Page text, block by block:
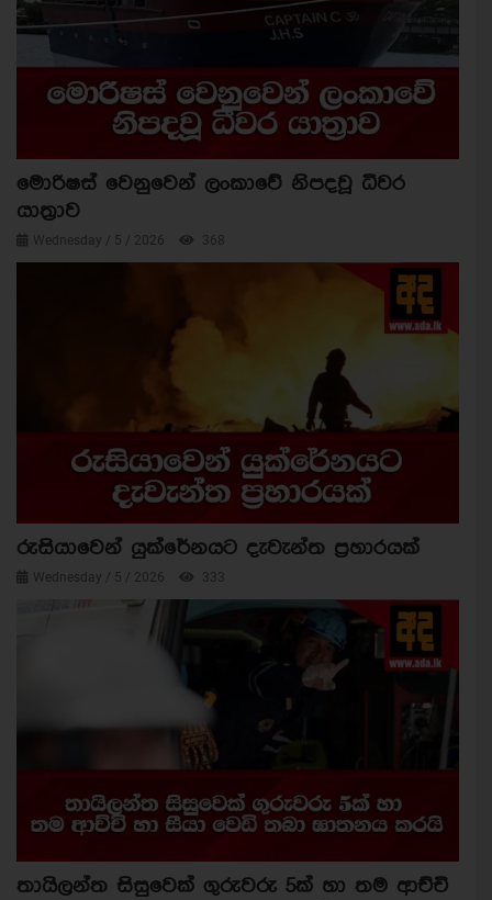
මොරිෂස් වෙනුවෙන් ලංකාවේ නිපදවූ ධීවර
යාත්‍රාව
Wednesday / 5 / 2026 368
රුසියාවෙන් යුක්රේනයට දැවැන්ත ප්‍රහාරයක්
Wednesday / 5 / 2026 333
තායිලන්ත සිසුවෙක් ගුරුවරු 5ක් හා තම ආච්චි